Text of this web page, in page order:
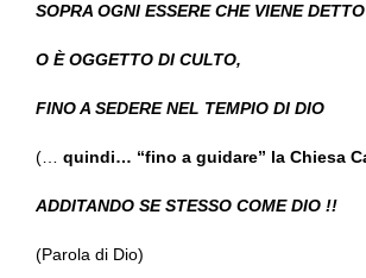
SOPRA OGNI ESSERE CHE VIENE
O È OGGETTO DI CULTO,
FINO A SEDERE NEL TEMPIO DI DIO
(… quindi… “fino a guidare” la Chiesa
ADDITANDO SE STESSO COME DIO !!
(Parola di Dio)